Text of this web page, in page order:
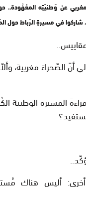
عن وَطنيّتِه المعْهُودة..
شاركوا في مسيرةِ الرّباط حول
أنّ الصّحراءَ مغربية،
المسيرة الوطنية
أخرى: أليس هناك